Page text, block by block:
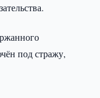
под стражу,